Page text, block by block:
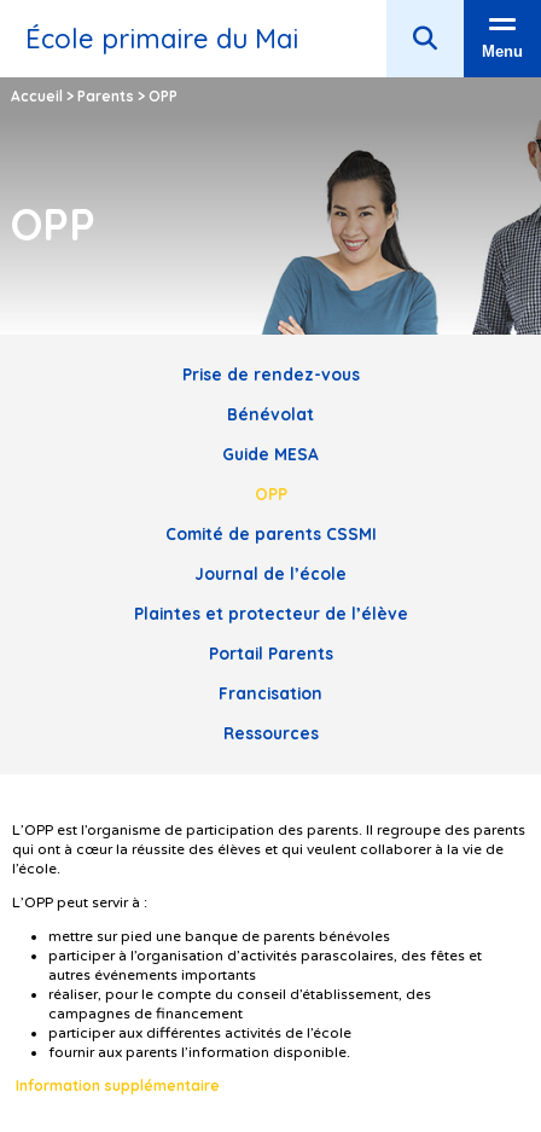
École primaire du Mai Menu
Accueil > Parents > OPP
OPP
Prise de rendez-vous
Bénévolat
Guide MESA
OPP
Comité de parents CSSMI
Journal de l’école
Plaintes et protecteur de l’élève
Portail Parents
Francisation
Ressources
L’OPP est l’organisme de participation des parents. Il regroupe des parents
qui ont à cœur la réussite des élèves et qui veulent collaborer à la vie de
l’école.
L’OPP peut servir à :
mettre sur pied une banque de parents bénévoles
participer à l’organisation d’activités parascolaires, des fêtes et
autres événements importants
réaliser, pour le compte du conseil d’établissement, des
campagnes de financement
participer aux différentes activités de l’école
fournir aux parents l’information disponible.
Information supplémentaire